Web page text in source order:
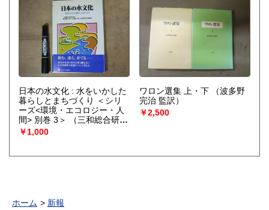
日本の水文化 : 水をいかした
暮らしとまちづくり ＜シリ
ーズ<環境・エコロジー・人
間> 別巻 3＞
（三和総合研究
所 編）
￥1,000
ワロン選集 上・下
（波多野
完治 監訳）
￥2,500
ホーム
新報